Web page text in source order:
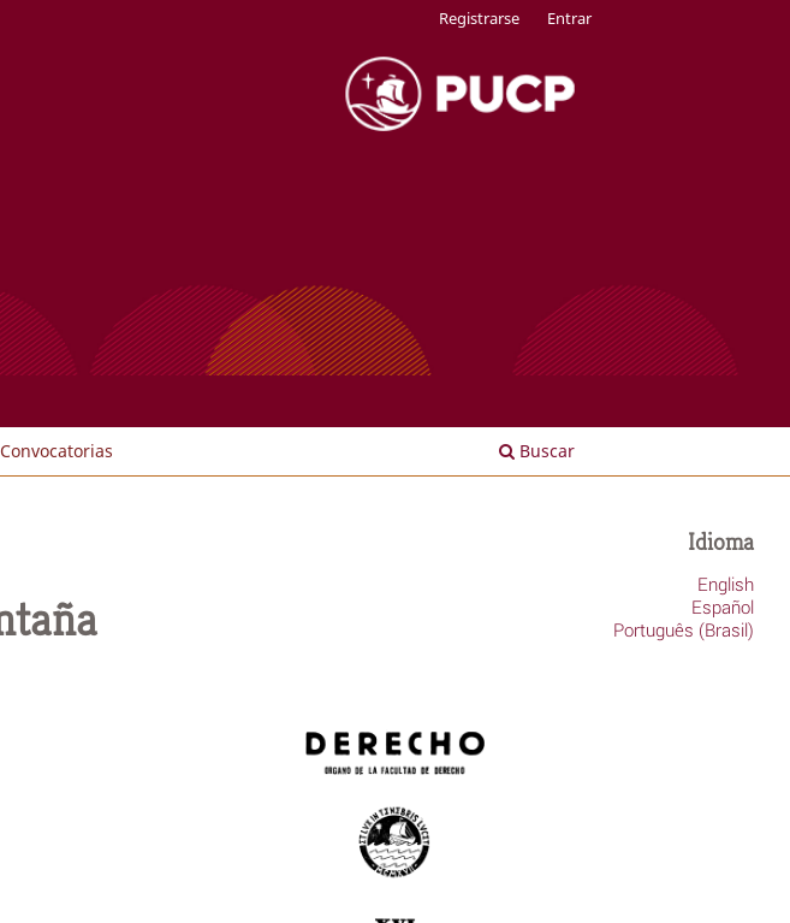
Convocatorias Buscar
Registrarse Entrar
Idioma
English
Español
Português (Brasil)